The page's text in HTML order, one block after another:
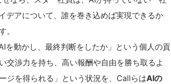
デアについて、誰を巻き込めば実現できるか
。
を動かし、最終判断をしたか」という個人の貢
交渉力を持ち、高い報酬や自由を勝ち取るよ
ジを得られる」という状況を、CallらはAIの